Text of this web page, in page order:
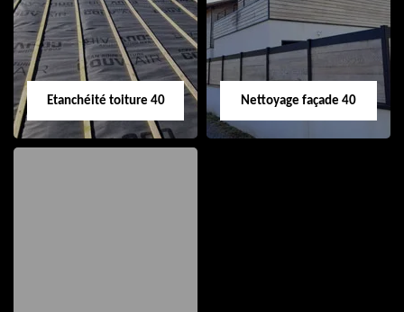
de gouttière 40
toiture 40
Etanchéité toiture 40 Nettoyage façade 40